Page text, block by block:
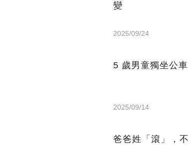
變
2025/09/24
5 歲男童獨坐公
2025/09/14
爸爸姓「滾」，